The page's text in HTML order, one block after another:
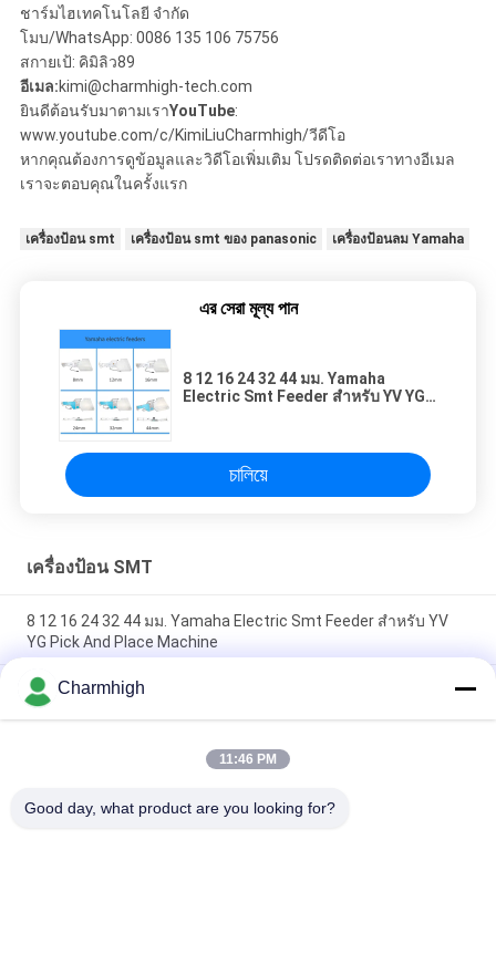
ชาร์มไฮเทคโนโลยี จํากัด
โมบ/WhatsApp: 0086 135 106 75756
สกายเป้: คิมิลิว89
อีเมล:kimi@charmhigh-tech.com
ยินดีต้อนรับมาตามเราYouTube:
www.youtube.com/c/KimiLiuCharmhigh/วีดีโอ
หากคุณต้องการดูข้อมูลและวิดีโอเพิ่มเติม โปรดติดต่อเราทางอีเมล
เราจะตอบคุณในครั้งแรก
เครื่องป้อน smt เครื่องป้อน smt ของ panasonic เครื่องป้อนลม Yamaha
এর সেরা মূল্য পান
8 12 16 24 32 44 มม. Yamaha
Electric Smt Feeder สำหรับ YV YG
চালিয়ে
เครื่องป้อน SMT
8 12 16 24 32 44 มม. Yamaha Electric Smt Feeder สำหรับ YV
YG Pick And Place Machine
Yamaha Electric Feeder 8 12 16 24 มม. สำหรับ DIY Pick and
Place Machine, Charmhigh SMT Machine
เครื่องป้อน SMT ไฟฟ้า Fuji NXT 8/12/16/24 มม. สำหรับ
Charmhigh
11:46 PM
Good day, what product are you looking for?